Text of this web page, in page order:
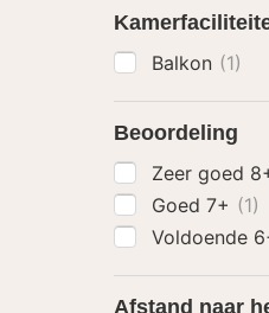
Balkon (1)
Beoordeling
Zeer goed
Goed 7+ (1)
Voldoende
Afstand naar